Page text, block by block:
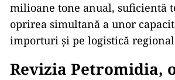
milioane tone anual, suficientă
oprirea simultană a unor
importuri și pe logistică
Revizia Petromidia,